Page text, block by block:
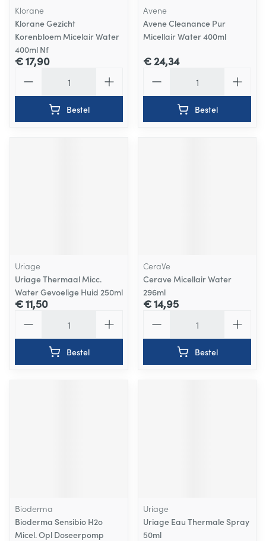
Klorane
Klorane Gezicht
Korenbloem Micelair Water
400ml Nf
€ 17,90
Bestel
Avene
Avene Cleanance Pur
Micellair Water 400ml
€ 24,34
Bestel
Uriage
Uriage Thermaal Micc.
Water Gevoelige Huid 250ml
€ 11,50
Bestel
CeraVe
Cerave Micellair Water
296ml
€ 14,95
Bestel
Bioderma
Bioderma Sensibio H2o
Micel. Opl Doseerpomp
Uriage
Uriage Eau Thermale Spray
50ml